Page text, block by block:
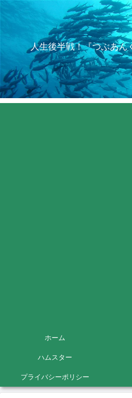
人生後半戦！『つぶあん
ホーム
ハムスター
プライバシーポリシー